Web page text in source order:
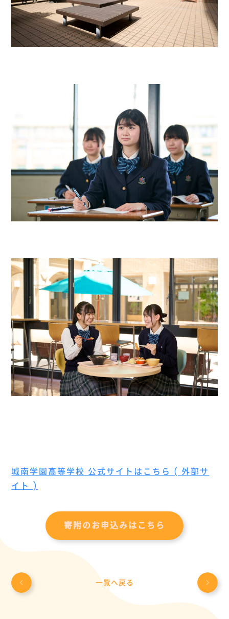
城南学園高等学校 公式サイトはこちら ( 外部サ
イト )
寄附のお申込みはこちら
一覧へ戻る